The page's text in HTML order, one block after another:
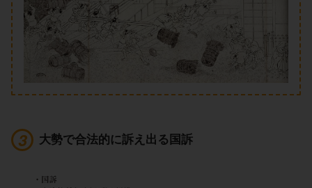
大勢で合法的に訴え出る国訴